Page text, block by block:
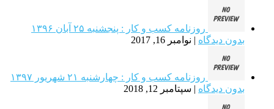
روزنامه كسب و كار : پنجشنبه ۲۵ آبان ۱۳۹۶
بدون دیدگاه | نوامبر 16, 2017
روزنامه كسب و كار : چهارشنبه ۲۱ شهريور ۱۳۹۷
بدون دیدگاه | سپتامبر 12, 2018